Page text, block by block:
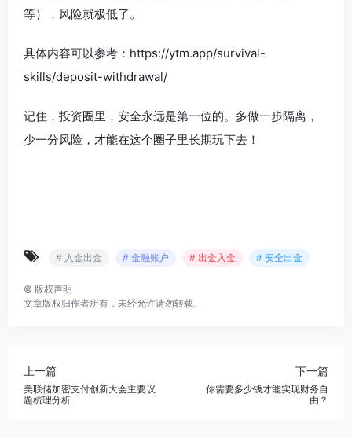
等），风险就极低了。
具体内容可以参考：https://ytm.app/survival-
skills/deposit-withdrawal/
记住，投资圈里，安全永远是第一位的。多做一步隔离，
少一分风险，才能在这个圈子里长期玩下去！
# 入金出金 # 金融账户 # 出金入金 # 安全出金
© 版权声明
文章版权归作者所有，未经允许请勿转载。
上一篇
美联储加密支付创新大会主要议
题梳理分析
下一篇
你需要多少钱才能实现财务自
由？